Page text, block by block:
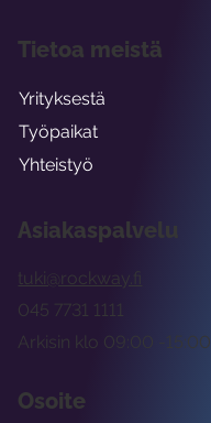
Asiakaspalvelu
tuki@rockway.fi
Arkisin klo 09:00 -15:00
045 7731 1111
Osoite
Tietoa meistä
Yrityksestä
Työpaikat
Yhteistyö